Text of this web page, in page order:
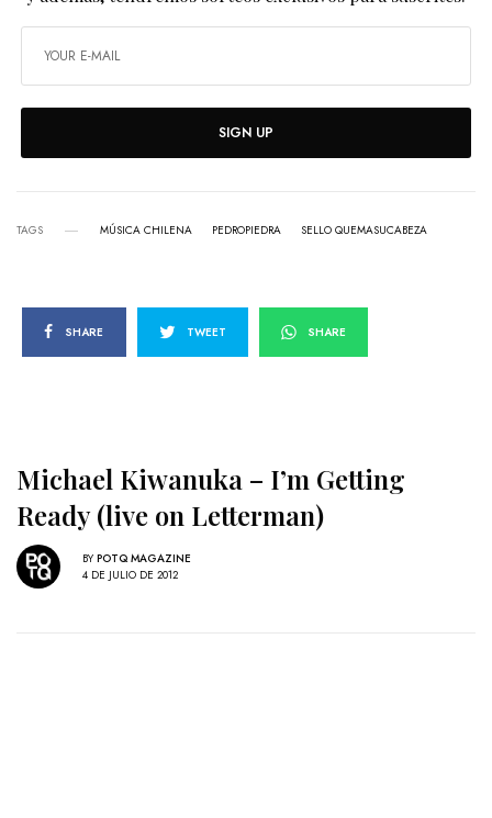
SIGN UP
TAGS MÚSICA CHILENA PEDROPIEDRA SELLO QUEMASUCABEZA
SHARE TWEET SHARE
Michael Kiwanuka – I’m Getting
Ready (live on Letterman)
BY POTQ MAGAZINE
4 DE JULIO DE 2012